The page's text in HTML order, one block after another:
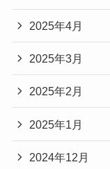
2025年4月
2025年3月
2025年2月
2025年1月
2024年12月